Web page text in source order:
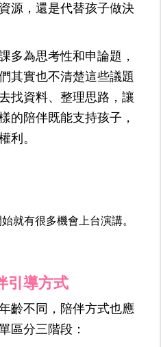
源，還是代替孩子做決
多為思考性和申論題，
其實也不清楚這些議題
找資料、整理思路，讓
的陪伴既能支持孩子，
利。
就有很多機會上台演講。
引導方式
齡不同，陪伴方式也應
區分三階段：